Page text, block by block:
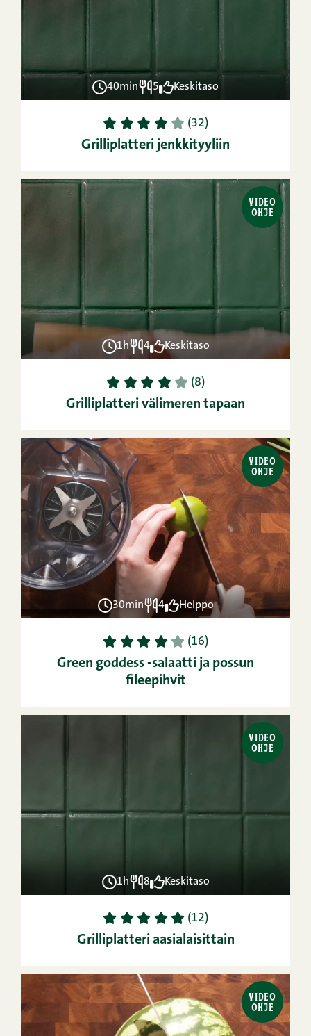
40min 5 Keskitaso
1 2 3 4 5 (32)
Grilliplatteri jenkkityyliin
VIDEO
OHJE
1h 4 Keskitaso
1 2 3 4 5 (8)
Grilliplatteri välimeren tapaan
VIDEO
OHJE
30min 4 Helppo
1 2 3 4 5 (16)
Green goddess -salaatti ja possun
fileepihvit
VIDEO
OHJE
1h 8 Keskitaso
1 2 3 4 5 (12)
Grilliplatteri aasialaisittain
VIDEO
OHJE